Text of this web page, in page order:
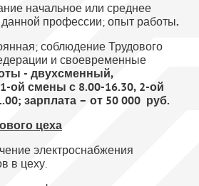
начальное или среднее
профессии; опыт работы.
соблюдение Трудового
и своевременные
- двухсменный,
ой смены с 8.00-16.30, 2-ой
зарплата – от 50 000 руб.
цеха
электроснабжения
в цеху.